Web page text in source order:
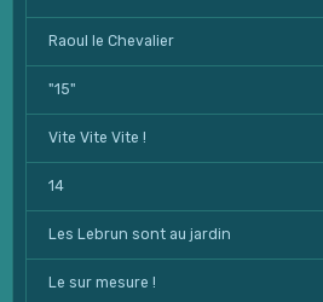
Raoul le Chevalier
"15"
Vite Vite Vite !
14
Les Lebrun sont au jardin
Le sur mesure !